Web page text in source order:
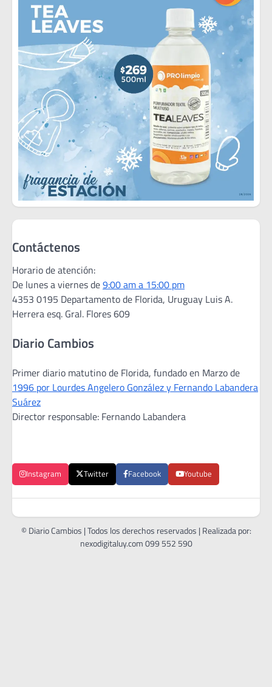
Contáctenos
Horario de atención:
De lunes a viernes de9:00 am a 15:00 pm
4353 0195 Departamento de Florida, Uruguay Luis A.
Herrera esq. Gral. Flores 609
Diario Cambios
Primer diario matutino de Florida, fundado en Marzo de
1996 por Lourdes Angelero González y Fernando Labandera
Suárez
Director responsable: Fernando Labandera
Instagram Twitter Facebook Youtube